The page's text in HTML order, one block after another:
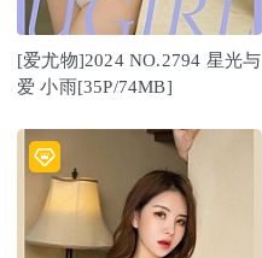
[爱尤物]2024 NO.2794 星光与
爱 小雨[35P/74MB]